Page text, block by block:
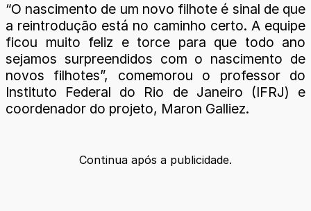
“O nascimento de um novo filhote é sinal de que
a reintrodução está no caminho certo. A equipe
ficou muito feliz e torce para que todo ano
sejamos surpreendidos com o nascimento de
novos filhotes”, comemorou o professor do
Instituto Federal do Rio de Janeiro (IFRJ) e
coordenador do projeto, Maron Galliez.
Continua após a publicidade.